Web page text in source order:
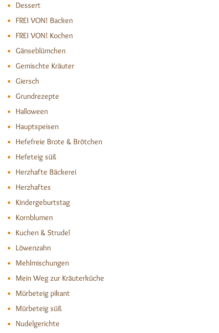
Dessert
FREI VON! Backen
FREI VON! Kochen
Gänseblümchen
Gemischte Kräuter
Giersch
Grundrezepte
Halloween
Hauptspeisen
Hefefreie Brote & Brötchen
Hefeteig süß
Herzhafte Bäckerei
Herzhaftes
Kindergeburtstag
Kornblumen
Kuchen & Strudel
Löwenzahn
Mehlmischungen
Mein Weg zur Kräuterküche
Mürbeteig pikant
Mürbeteig süß
Nudelgerichte